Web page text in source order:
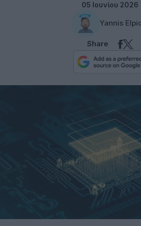
05 Ιουνίου 2026
Yannis
Share